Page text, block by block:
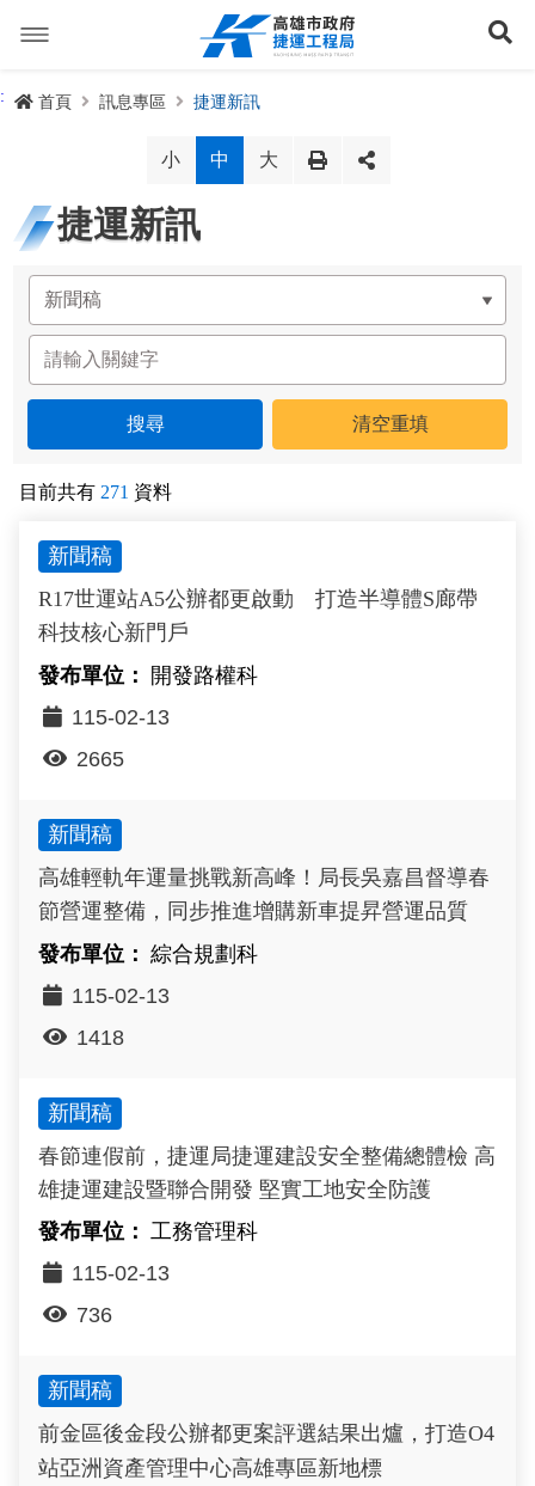
容
捷運路線進度圖
路網簡介
路網規劃
未來發展
規劃中
捷運紫線
前鎮漁港聯外軌道
興建中
各線計畫進度
岡山路竹延伸線(第二A階段)
岡山路竹延伸線(第二B階段)
捷運黃線
小港林園線
捷運紅/橘線
岡山路竹延伸線(第一階段)
環狀輕軌
訊息專區
公聽會與說明會
政府資訊公開
生態檢核專區
性別主流化專區
政風園地
Open Data
打詐儀錶板
局長信箱
禁限建專區
增額容積申請
檔案應用專區
常見問答
相關連結
雙語詞彙
交流互動
照片集錦
特色車站
輕軌知識站
輕軌簡介
輕軌與傳統火車
輕軌與公車捷運
關於我們
局徽
本局沿革
組織職掌
服務電話
首頁 訊息專區 捷運新訊
小 中 大
捷運新訊
目前共有 271 資料
新聞稿
R17世運站A5公辦都更啟動 打造半導體S廊帶
科技核心新門戶
開發路權科
115-02-13
2665
新聞稿
高雄輕軌年運量挑戰新高峰！局長吳嘉昌督導春
節營運整備，同步推進增購新車提昇營運品質
綜合規劃科
115-02-13
1418
新聞稿
春節連假前，捷運局捷運建設安全整備總體檢 高
雄捷運建設暨聯合開發 堅實工地安全防護
工務管理科
115-02-13
736
新聞稿
前金區後金段公辦都更案評選結果出爐，打造O4
站亞洲資產管理中心高雄專區新地標